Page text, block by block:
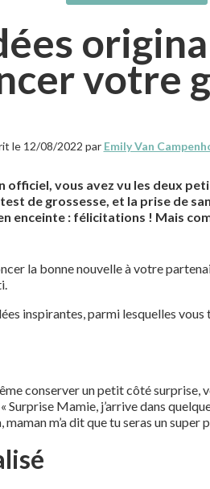
votre
le 12/08/2022 par Emily Van
officiel, vous avez vu les deux
de grossesse, et la prise de
enceinte : félicitations ! Mais
la bonne nouvelle à votre
inspirantes, parmi lesquelles
conserver un petit côté surprise,
Mamie, j’arrive dans
m’a dit que tu seras un super